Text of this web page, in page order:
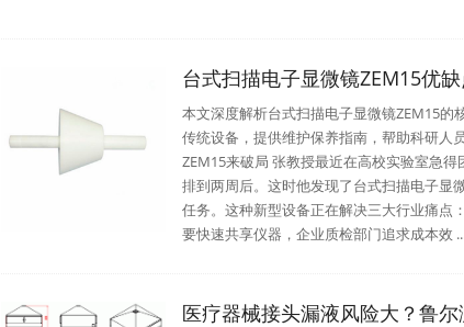
台式扫描电子显微镜ZEM15优
本文深度解析台式扫描电子显微镜ZEM15
传统设备，提供维护保养指南，帮助科研人
ZEM15来破局 张教授最近在高校实验室急
排到两周后。这时他发现了台式扫描电子
任务。这种新型设备正在解决三大行业痛点
要快速共享仪器，企业质检部门追求成本效
医疗器械接头漏液风险大？鲁